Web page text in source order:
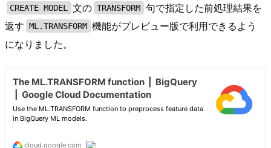
CREATE MODEL 文の TRANSFORM 句で指定した前処理結果を
返す ML.TRANSFORM 機能がプレビュー版で利用できるよう
になりました。